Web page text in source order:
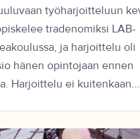
työharjoitteluun
tradenomiksi LAB-
ja harjoittelu oli
hänen opintojaan ennen
Harjoittelu ei kuitenkaan...